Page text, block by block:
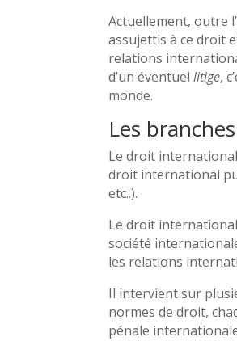
Actuellement, outre
assujettis à ce droit
relations
d’un éventuel litige,
monde.
Les
Le droit
droit international
etc..).
Le droit
société
les relations
Il intervient sur
normes de droit,
pénale